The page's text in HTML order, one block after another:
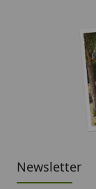
Newsletter